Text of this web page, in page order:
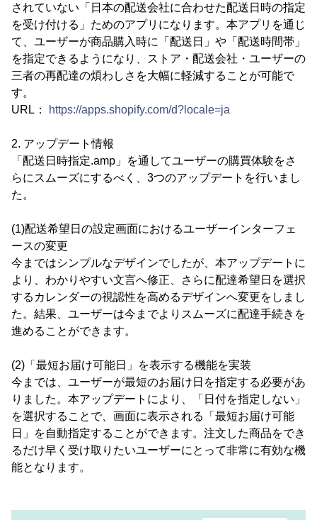
されていない「日本の配送会社に合わせた配送日時の指定
を受け付ける」ためのアプリになります。本アプリを通じ
て、ユーザーが商品購入時に「配送日」や「配送時間帯」
を指定できるようになり、ストア・配送会社・ユーザーの
三者の再配達の煩わしさを大幅に軽減することが可能で
す。
URL：
https://apps.shopify.com/d?locale=ja
2. アップデート情報
「配送日時指定.amp」を通してユーザーの購買体験をさ
らにスムーズにするべく、3つのアップデートを行いまし
た。
(1)配送希望日の設定画面におけるユーザーインターフェ
ースの変更
今まではシンプルなデザインでしたが、本アップデートに
より、わかりやすい文言へ修正、さらに配達希望日を選択
するカレンダーの視認性を高めるデザインへ変更をしまし
た。結果、ユーザーは今までよりスムーズに配達手続きを
進めることができます。
(2)「最短お届け可能日」を表示する機能を実装
今までは、ユーザーが最短のお届け日を指定する必要があ
りました。本アップデートにより、「日付を指定しない」
を選択することで、画面に表示される「最短お届け可能
日」を自動指定することができます。注文した商品をでき
るだけ早く受け取りたいユーザーにとって非常に有効な機
能となります。